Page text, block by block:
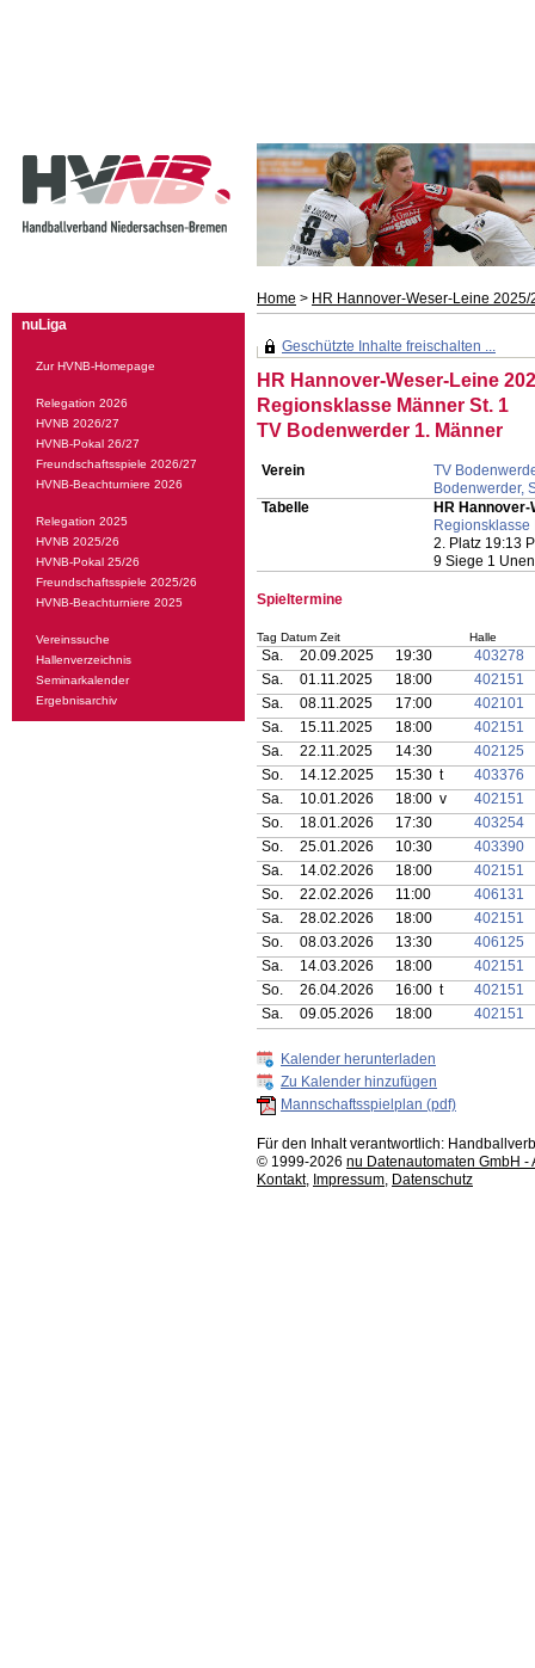
Home > HR Hannover-Weser-Leine 2025/
nuLiga
Zur HVNB-Homepage
Relegation 2026
HVNB 2026/27
HVNB-Pokal 26/27
Freundschaftsspiele 2026/27
HVNB-Beachturniere 2026
Relegation 2025
HVNB 2025/26
HVNB-Pokal 25/26
Freundschaftsspiele 2025/26
HVNB-Beachturniere 2025
Vereinssuche
Hallenverzeichnis
Seminarkalender
Ergebnisarchiv
Geschützte Inhalte freischalten ...
HR Hannover-Weser-Leine
Regionsklasse Männer St. 1
TV Bodenwerder 1. Männer
Verein
TV
Bodenwerder,
Tabelle
HR
Regionsklasse
2. Platz 19:13
9 Siege 1
Spieltermine
Tag Datum Zeit Halle
Sa. 20.09.2025 19:30
403278
Sa.
01.11.2025 18:00
402151
Sa.
08.11.2025 17:00
402101
Sa.
15.11.2025 18:00
402151
Sa.
22.11.2025 14:30
402125
So.
14.12.2025 15:30 t
403376
Sa.
10.01.2026 18:00 v
402151
So.
18.01.2026 17:30
403254
So.
25.01.2026 10:30
403390
Sa.
14.02.2026 18:00
402151
So.
22.02.2026 11:00
406131
Sa.
28.02.2026 18:00
402151
So.
08.03.2026 13:30
406125
Sa.
14.03.2026 18:00
402151
So.
26.04.2026 16:00 t
402151
Sa.
09.05.2026 18:00 402151
Kalender herunterladen
Zu Kalender hinzufügen
Mannschaftsspielplan (pdf)
Für den Inhalt verantwortlich:
© 1999-2026 nu Datenautomaten GmbH
Kontakt, Impressum, Datenschutz